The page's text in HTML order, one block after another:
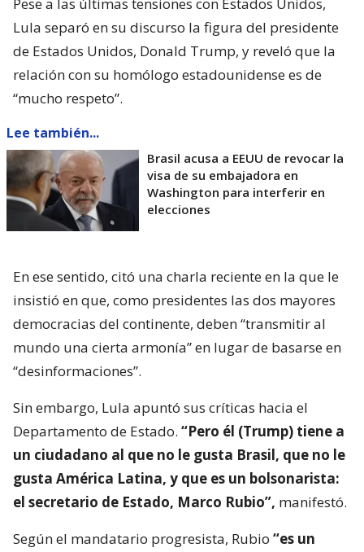
Pese a las últimas tensiones con Estados Unidos,
Lula separó en su discurso la figura del presidente
de Estados Unidos, Donald Trump, y reveló que la
relación con su homólogo estadounidense es de
“mucho respeto”.
Lee también...
Brasil acusa a EEUU de revocar la
visa de su embajadora en
Washington para interferir en
elecciones
En ese sentido, citó una charla reciente en la que le
insistió en que, como presidentes las dos mayores
democracias del continente, deben “transmitir al
mundo una cierta armonía” en lugar de basarse en
“desinformaciones”.
Sin embargo, Lula apuntó sus críticas hacia el
Departamento de Estado. “Pero él (Trump) tiene a
un ciudadano al que no le gusta Brasil, que no le
gusta América Latina, y que es un bolsonarista:
el secretario de Estado, Marco Rubio”, manifestó.
Según el mandatario progresista, Rubio “es un